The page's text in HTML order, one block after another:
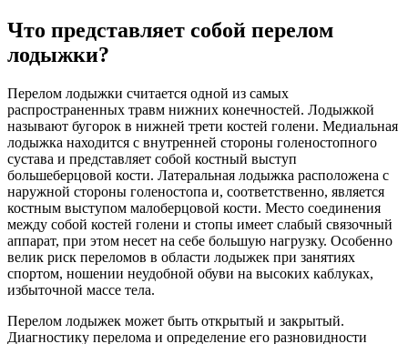
Что представляет собой перелом
лодыжки?
Перелом лодыжки считается одной из самых
распространенных травм нижних конечностей. Лодыжкой
называют бугорок в нижней трети костей голени. Медиальная
лодыжка находится с внутренней стороны голеностопного
сустава и представляет собой костный выступ
большеберцовой кости. Латеральная лодыжка расположена с
наружной стороны голеностопа и, соответственно, является
костным выступом малоберцовой кости. Место соединения
между собой костей голени и стопы имеет слабый связочный
аппарат, при этом несет на себе большую нагрузку. Особенно
велик риск переломов в области лодыжек при занятиях
спортом, ношении неудобной обуви на высоких каблуках,
избыточной массе тела.
Перелом лодыжек может быть открытый и закрытый.
Диагностику перелома и определение его разновидности